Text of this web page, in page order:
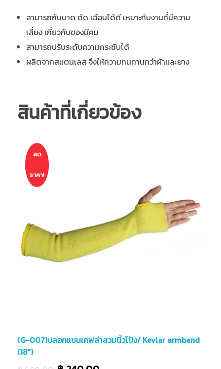
สามารถกันบาด ตัด เฉือนได้ดี เหมาะกับงานที่มีความ
เสี่ยง เกี่ยวกับของมีคม
สามารถปรับระดับความกระชับได้
ผลิตจากสแตนเลส จึงให้ความทนทานกว่าผ้าและยาง
สินค้าที่เกี่ยวข้อง
ลด
ราคา!
(G-007)ปลอกแขนเคฟล่าสวมนิ้วโป้ง/ Kevlar armband
(18″)